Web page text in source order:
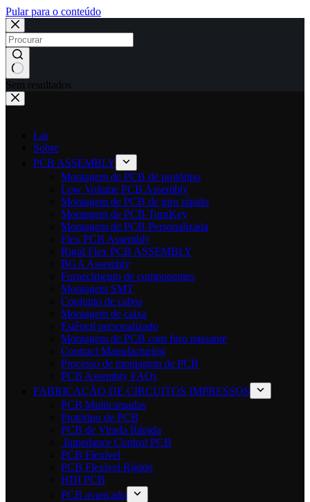
Pular para o conteúdo
Sem resultados
Lar
Sobre
PCB ASSEMBLY
Montagem de PCB de protótipo
Low Volume PCB Assembly
Montagem de PCB de giro rápido
Montagem de PCB TurnKey
Montagem de PCB Personalizada
Flex PCB Assembly
Rigid Flex PCB ASSEMBLY
BGA Assembly
Fornecimento de componentes
Montagem SMT
Conjunto de cabos
Montagem de caixa
Estêncil personalizado
Montagem de PCB com furo passante
Contract Manufacturing
Processo de montagem de PCB
PCB Assembly FAQs
FABRICAÇÃO DE CIRCUITOS IMPRESSOS
PCB Multicamadas
Protótipo de PCB
PCB de Virada Rápida
Impedance Control PCB
PCB Flexível
PCB Flexível Rígido
HDI PCB
PCB avançado